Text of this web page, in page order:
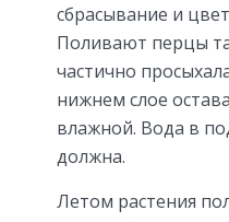
сбрасывание и
Поливают перцы
частично
нижнем слое
влажной. Вода в
должна.
Летом растения